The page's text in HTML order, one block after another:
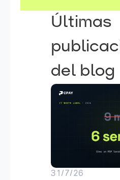
Últimas
del blog
31/7/26